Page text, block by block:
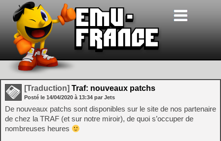
[Traduction] Traf: nouveaux patchs
Posté le 14/04/2020 à 13:34 par Jets
De nouveaux patchs sont disponibles sur le site de nos partenaire
de chez la TRAF (et sur notre miroir), de quoi s’occuper de
nombreuses heures